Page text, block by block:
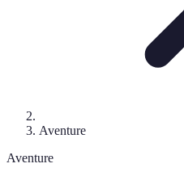
Aventure
Aventure